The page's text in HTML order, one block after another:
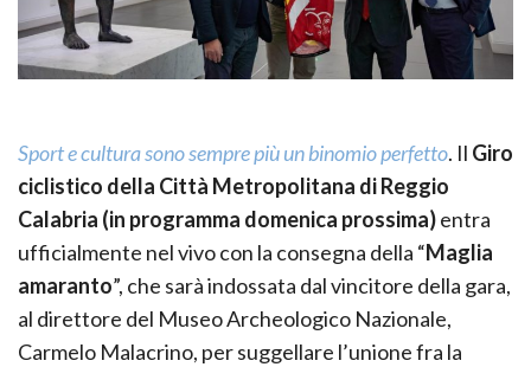
Sport e cultura sono sempre più un binomio perfetto. Il Giro
ciclistico della Città Metropolitana di Reggio
Calabria (in programma domenica prossima)entra
ufficialmente nel vivo con la consegna della “Maglia
amaranto”, che sarà indossata dal vincitore della gara,
al direttore del Museo Archeologico Nazionale,
Carmelo Malacrino, per suggellare l’unione fra la